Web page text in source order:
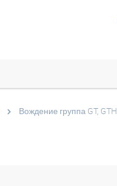
Вождение группа GT, GTH